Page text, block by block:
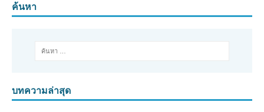
ค้นหา
บทความล่าสุด